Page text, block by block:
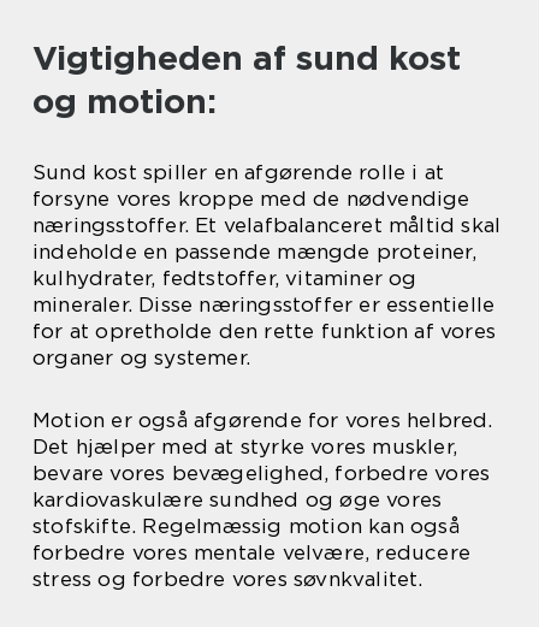
Vigtigheden af sund kost
og motion:
Sund kost spiller en afgørende rolle i at
forsyne vores kroppe med de nødvendige
næringsstoffer. Et velafbalanceret måltid skal
indeholde en passende mængde proteiner,
kulhydrater, fedtstoffer, vitaminer og
mineraler. Disse næringsstoffer er essentielle
for at opretholde den rette funktion af vores
organer og systemer.
Motion er også afgørende for vores helbred.
Det hjælper med at styrke vores muskler,
bevare vores bevægelighed, forbedre vores
kardiovaskulære sundhed og øge vores
stofskifte. Regelmæssig motion kan også
forbedre vores mentale velvære, reducere
stress og forbedre vores søvnkvalitet.